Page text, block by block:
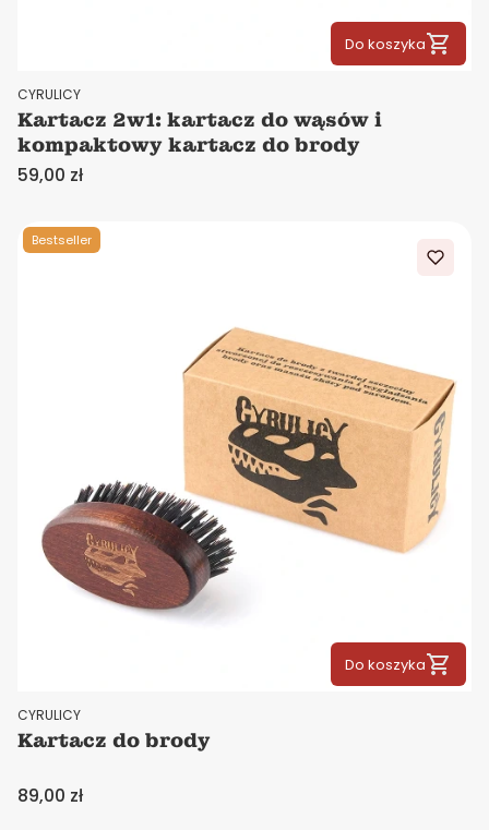
Do koszyka
PRODUCENT
CYRULICY
Kartacz 2w1: kartacz do wąsów i
kompaktowy kartacz do brody
Cena
59,00 zł
Bestseller
Do koszyka
PRODUCENT
CYRULICY
Kartacz do brody
Cena
89,00 zł